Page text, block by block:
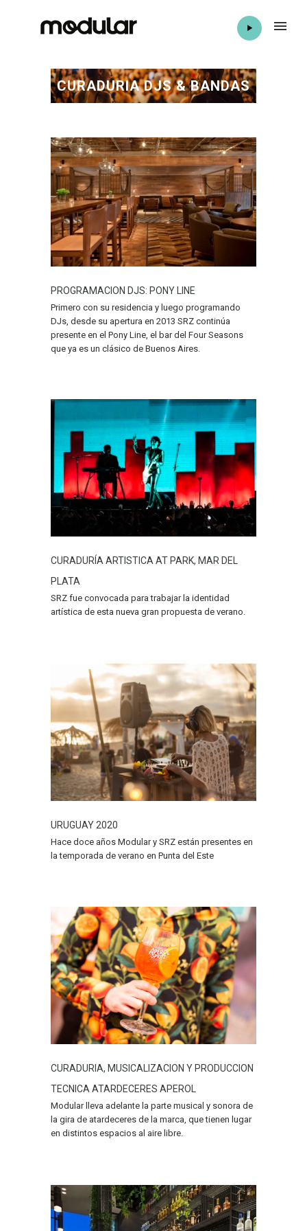
CURADURIA DJS & BANDAS
PROGRAMACION DJS: PONY LINE
Primero con su residencia y luego programando
DJs, desde su apertura en 2013 SRZ continúa
presente en el Pony Line, el bar del Four Seasons
que ya es un clásico de Buenos Aires.
CURADURÍA ARTISTICA AT PARK, MAR DEL
PLATA
SRZ fue convocada para trabajar la identidad
artística de esta nueva gran propuesta de verano.
URUGUAY 2020
Hace doce años Modular y SRZ están presentes en
la temporada de verano en Punta del Este
CURADURIA, MUSICALIZACION Y PRODUCCION
TECNICA ATARDECERES APEROL
Modular lleva adelante la parte musical y sonora de
la gira de atardeceres de la marca, que tienen lugar
en distintos espacios al aire libre.